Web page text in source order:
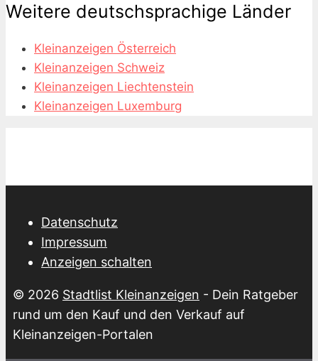
Weitere deutschsprachige Länder
Kleinanzeigen Österreich
Kleinanzeigen Schweiz
Kleinanzeigen Liechtenstein
Kleinanzeigen Luxemburg
Datenschutz
Impressum
Anzeigen schalten
© 2026 Stadtlist Kleinanzeigen - Dein Ratgeber
rund um den Kauf und den Verkauf auf
Kleinanzeigen-Portalen